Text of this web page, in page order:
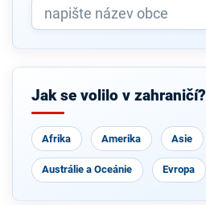
Jak se volilo v zahraničí?
Afrika Amerika Asie
Austrálie a Oceánie Evropa